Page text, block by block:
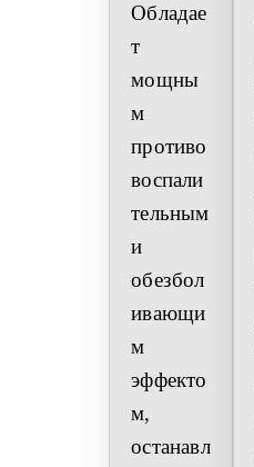
Обладае
т
мощны
м
противо
воспали
тельным
и
обезбол
ивающи
м
эффекто
м,
останавл